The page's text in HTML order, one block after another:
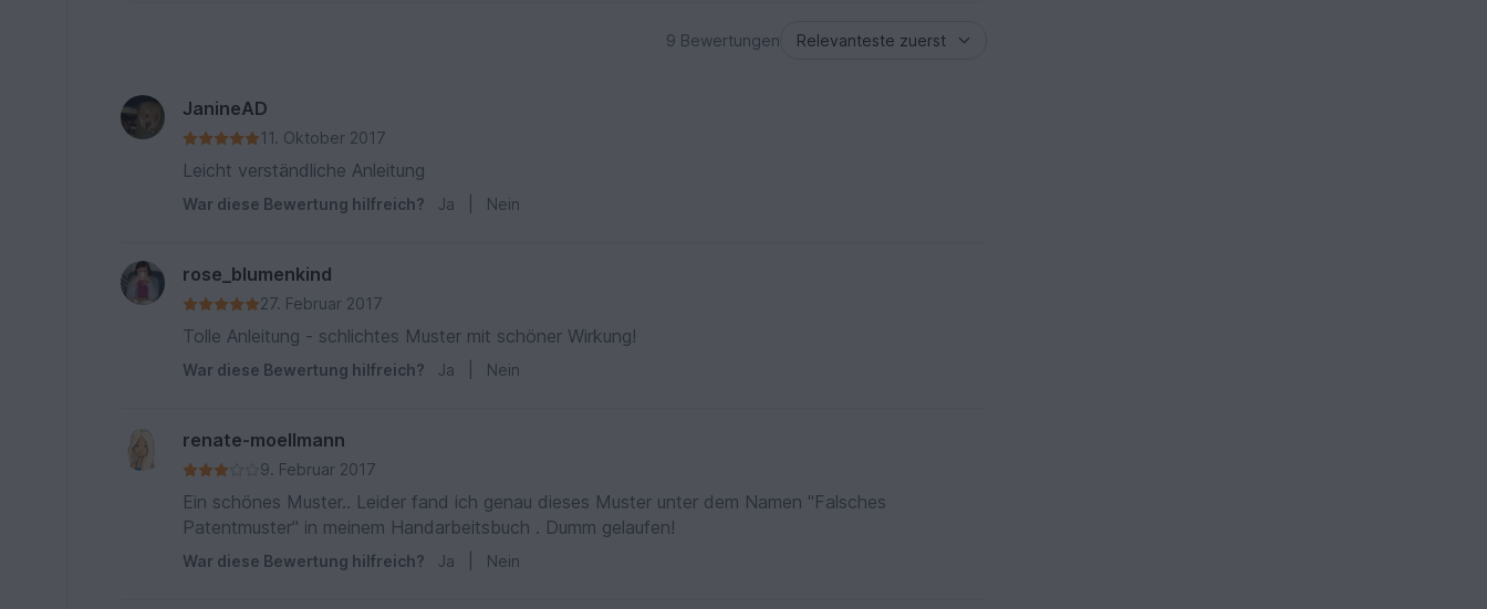
9 Bewertungen
JanineAD
11. Oktober 2017
Leicht verständliche Anleitung
War diese Bewertung hilfreich? Ja Nein
rose_blumenkind
27. Februar 2017
Tolle Anleitung - schlichtes Muster mit schöner Wirkung!
War diese Bewertung hilfreich? Ja Nein
renate-moellmann
9. Februar 2017
Ein schönes Muster.. Leider fand ich genau dieses Muster unter dem Namen "Falsches
Patentmuster" in meinem Handarbeitsbuch . Dumm gelaufen!
War diese Bewertung hilfreich? Ja Nein